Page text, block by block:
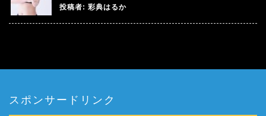
投稿者: 彩典はるか
スポンサードリンク